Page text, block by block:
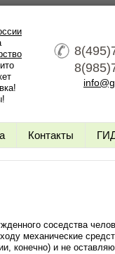
Контакты
соседства
механические
конечно) и не